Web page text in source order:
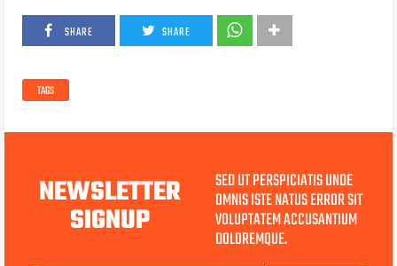
SHARE SHARE
TAGS
NEWSLETTER
SIGNUP
SED UT PERSPICIATIS UNDE
OMNIS ISTE NATUS ERROR SIT
VOLUPTATEM ACCUSANTIUM
DOLOREMQUE.